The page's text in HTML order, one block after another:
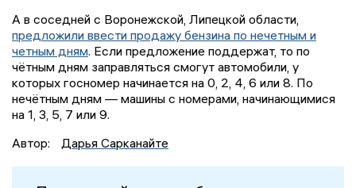
А в соседней с Воронежской, Липецкой области,
предложили ввести продажу бензина по нечетным и
четным дням. Если предложение поддержат, то по
чётным дням заправляться смогут автомобили, у
которых госномер начинается на 0, 2, 4, 6 или 8. По
нечётным дням — машины с номерами, начинающимися
на 1, 3, 5, 7 или 9.
Автор:
Дарья Сарканайте